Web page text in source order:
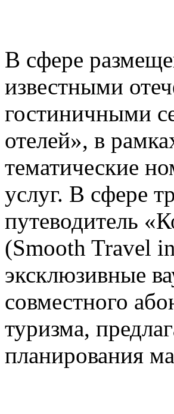
В сфере
известными
гостиничными
отелей», в
тематические
услуг. В сфере
путеводитель
(Smooth Travel
эксклюзивные
совместного
туризма,
планирования